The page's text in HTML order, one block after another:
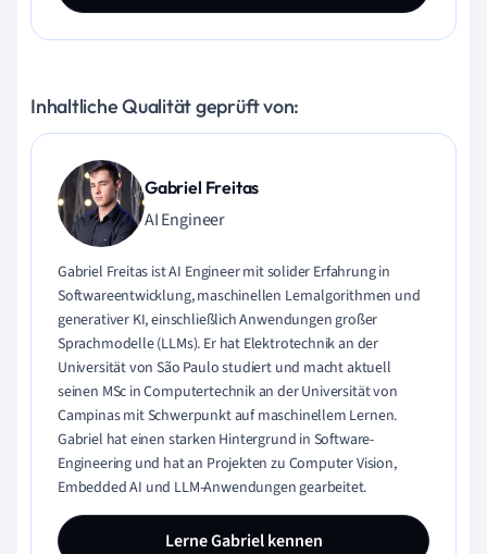
Inhaltliche Qualität geprüft von:
Gabriel Freitas
AI Engineer
Gabriel Freitas ist AI Engineer mit solider Erfahrung in
Softwareentwicklung, maschinellen Lernalgorithmen und
generativer KI, einschließlich Anwendungen großer
Sprachmodelle (LLMs). Er hat Elektrotechnik an der
Universität von São Paulo studiert und macht aktuell
seinen MSc in Computertechnik an der Universität von
Campinas mit Schwerpunkt auf maschinellem Lernen.
Gabriel hat einen starken Hintergrund in Software-
Engineering und hat an Projekten zu Computer Vision,
Embedded AI und LLM-Anwendungen gearbeitet.
Lerne Gabriel kennen